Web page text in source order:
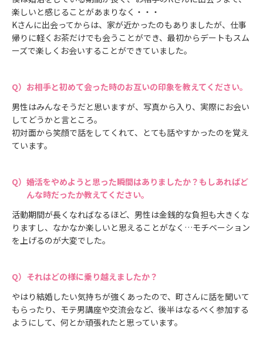
楽しいと感じることがあまりなく・・・
Kさんに出会ってからは、家が近かったのもありましたが、仕事
帰りに軽くお茶だけでも会うことができ、最初からデートもスム
ーズで楽しくお会いすることができていました。
お相手と初めて会った時のお互いの印象を教えてください。
男性はみんなそうだと思いますが、写真から入り、実際にお会い
してどうかと言ところ。
初対面から笑顔で話をしてくれて、とても話やすかったのを覚え
ています。
婚活をやめようと思った瞬間はありましたか？もしあればど
んな時だったか教えてください。
活動期間が長くなればなるほど、男性は金銭的な負担も大きくな
りますし、なかなか楽しいと思えることがなく…モチベーション
を上げるのが大変でした。
それはどの様に乗り越えましたか？
やはり結婚したい気持ちが強くあったので、町さんに話を聞いて
もらったり、モテ男講座や交流会など、後半はなるべく参加する
ようにして、何とか頑張れたと思っています。